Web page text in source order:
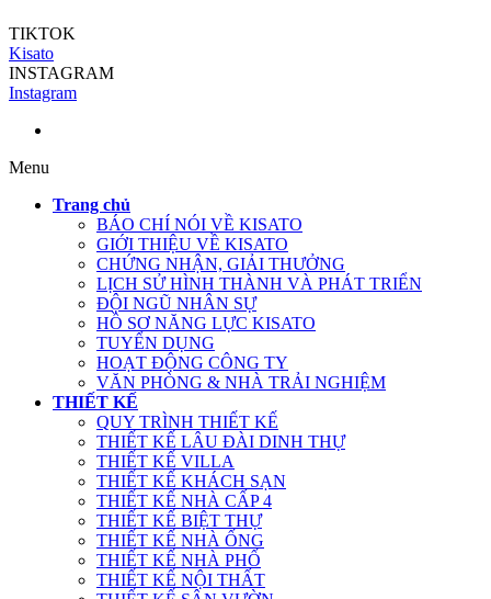
TIKTOK
Kisato
INSTAGRAM
Instagram
Menu
Trang chủ
BÁO CHÍ NÓI VỀ KISATO
GIỚI THIỆU VỀ KISATO
CHỨNG NHẬN, GIẢI THƯỞNG
LỊCH SỬ HÌNH THÀNH VÀ PHÁT TRIỂN
ĐỘI NGŨ NHÂN SỰ
HỒ SƠ NĂNG LỰC KISATO
TUYỂN DỤNG
HOẠT ĐỘNG CÔNG TY
VĂN PHÒNG & NHÀ TRẢI NGHIỆM
THIẾT KẾ
QUY TRÌNH THIẾT KẾ
THIẾT KẾ LÂU ĐÀI DINH THỰ
THIẾT KẾ VILLA
THIẾT KẾ KHÁCH SẠN
THIẾT KẾ NHÀ CẤP 4
THIẾT KẾ BIỆT THỰ
THIẾT KẾ NHÀ ỐNG
THIẾT KẾ NHÀ PHỐ
THIẾT KẾ NỘI THẤT